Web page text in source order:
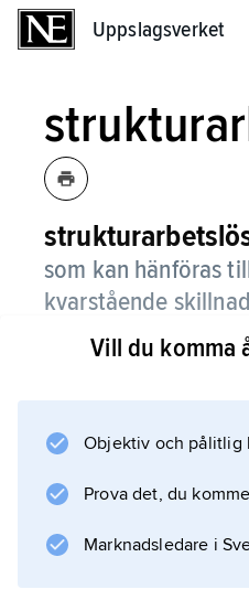
Uppslagsverket
som kan hänföras
kvarstående
utbildning.
Vill du komma
Objektiv och pålitlig
Prova det, du
Marknadsledare i